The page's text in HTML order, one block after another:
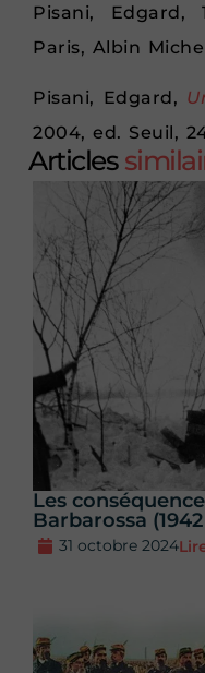
Pisani, Edgard,
Paris, Albin
Pisani, Edgard,
2004, ed. Seuil,
Articles
Les
Barbarossa
31 octobre 2024